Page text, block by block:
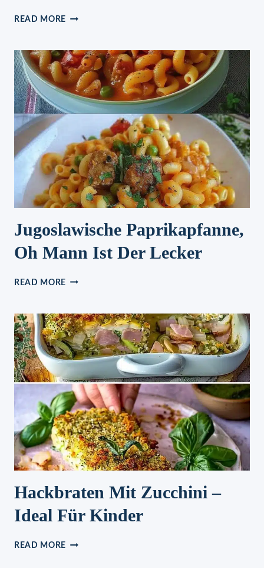
READ MORE RAHMWIRSING
Jugoslawische Paprikapfanne,
Oh Mann Ist Der Lecker
READ MORE JUGOSLAWISCHE
MANN
IST
DER
LECKER
Hackbraten Mit Zucchini –
Ideal Für Kinder
READ MORE HACKBRATEN